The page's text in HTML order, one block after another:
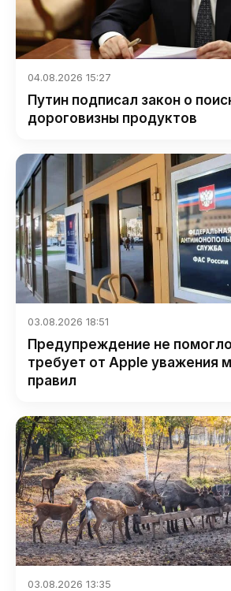
04.08.2026 15:27
Путин подписал закон о
дороговизны продуктов
03.08.2026 18:51
Предупреждение не
требует от Apple уважения
правил
03.08.2026 13:35